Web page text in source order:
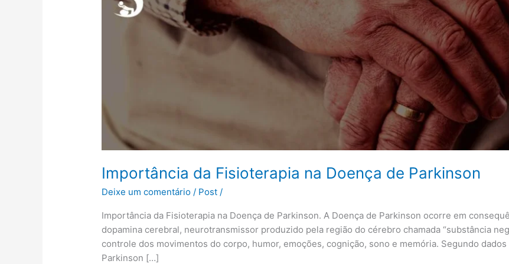
Importância da Fisioterapia na Doença de Parkinson
Deixe um comentário / Post /
Importância da Fisioterapia na Doença de Parkinson. A Doença de Parkinson ocorre em
dopamina cerebral, neurotransmissor produzido pela região do cérebro chamada “substância
controle dos movimentos do corpo, humor, emoções, cognição, sono e memória. Segundo dados
Parkinson […]
Doença